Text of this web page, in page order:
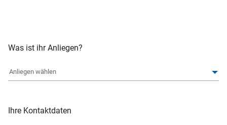
Formular
Anweisungen
Formular
Was ist ihr Anliegen?
Ihre Kontaktdaten